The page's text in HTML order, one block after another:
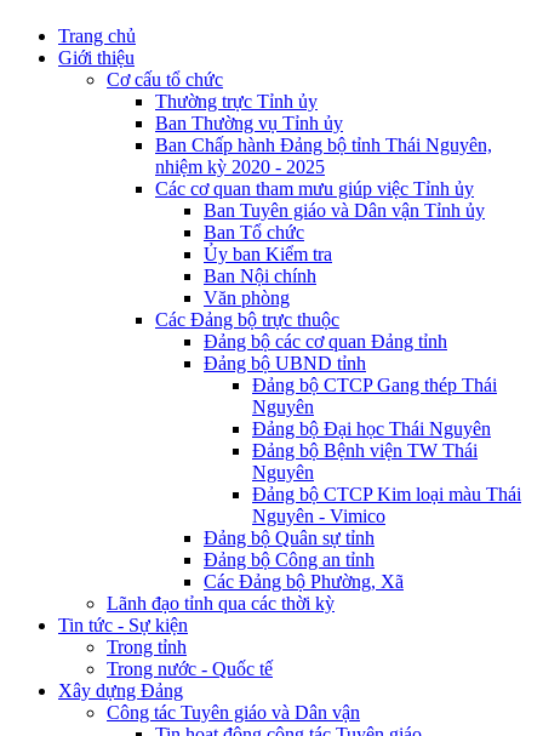
Trang chủ
Giới thiệu
Cơ cấu tổ chức
Thường trực Tỉnh ủy
Ban Thường vụ Tỉnh ủy
Ban Chấp hành Đảng bộ tỉnh Thái Nguyên,
nhiệm kỳ 2020 - 2025
Các cơ quan tham mưu giúp việc Tỉnh ủy
Ban Tuyên giáo và Dân vận Tỉnh ủy
Ban Tổ chức
Ủy ban Kiểm tra
Ban Nội chính
Văn phòng
Các Đảng bộ trực thuộc
Đảng bộ các cơ quan Đảng tỉnh
Đảng bộ UBND tỉnh
Đảng bộ CTCP Gang thép Thái
Nguyên
Đảng bộ Đại học Thái Nguyên
Đảng bộ Bệnh viện TW Thái
Nguyên
Đảng bộ CTCP Kim loại màu Thái
Nguyên - Vimico
Đảng bộ Quân sự tỉnh
Đảng bộ Công an tỉnh
Các Đảng bộ Phường, Xã
Lãnh đạo tỉnh qua các thời kỳ
Tin tức - Sự kiện
Trong tỉnh
Trong nước - Quốc tế
Xây dựng Đảng
Công tác Tuyên giáo và Dân vận